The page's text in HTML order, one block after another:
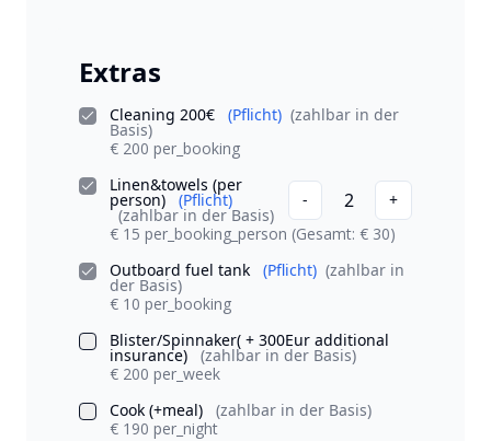
Extras
Cleaning 200€ (Pflicht) (zahlbar in der
Basis)
€ 200 per_booking
Linen&towels (per
person) (Pflicht)
(zahlbar in der Basis)
- 2
+
€ 15 per_booking_person (Gesamt: € 30)
Outboard fuel tank
(Pflicht) (zahlbar in
der Basis)
€ 10 per_booking
Blister/Spinnaker( + 300Eur additional
insurance)
(zahlbar in der Basis)
€ 200 per_week
Cook (+meal)
(zahlbar in der Basis)
€ 190 per_night